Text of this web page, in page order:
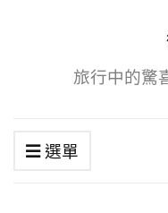
旅行中的驚
選單